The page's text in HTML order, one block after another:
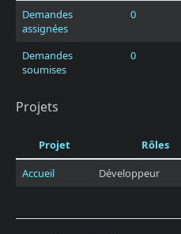
Demandes
assignées
0
Demandes
soumises
0
Projets
Projet Rôles
Accueil
Développeur